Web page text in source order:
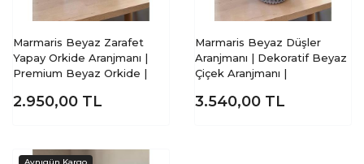
Marmaris Beyaz Zarafet
Yapay Orkide Aranjmanı |
Premium Beyaz Orkide |
2.950,00 TL
Marmaris Beyaz Düşler
Aranjmanı | Dekoratif Beyaz
Çiçek Aranjmanı |
3.540,00 TL